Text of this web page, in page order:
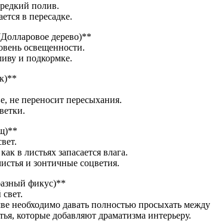
полив.
в пересадке.
дерево)**
освещенности.
и подкормке.
не переносит пересыхания.
в листьях запасается влага.
и зонтичные соцветия.
фикус)**
необходимо давать полностью просыхать
которые добавляют драматизма интерьеру.